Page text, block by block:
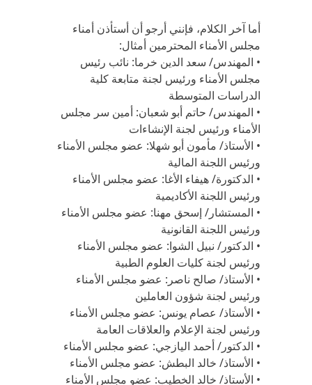
أما آخر الكلام، فإنني أرجو أن أستأذن أمناء
مجلس الأمناء المحترمين أمثال:
• المهندس/ سعد الدين خرما: نائب رئيس
مجلس الأمناء ورئيس لجنة متابعة كلية
الدراسات المتوسطة
• المهندس/ حاتم أبو شعبان: أمين سر مجلس
الأمناء ورئيس لجنة الإنشاءات
• الأستاذ/ مأمون أبو شهلا: عضو مجلس الأمناء
ورئيس اللجنة المالية
• الدكتورة/ هيفاء الأغا: عضو مجلس الأمناء
ورئيس اللجنة الأكاديمية
• المستشار/ إسحق مهنا: عضو مجلس الأمناء
ورئيس اللجنة القانونية
• الدكتور/ نبيل الشوا: عضو مجلس الأمناء
ورئيس لجنة كليات العلوم الطبية
• الأستاذ/ صالح ناصر: عضو مجلس الأمناء
ورئيس لجنة شؤون العاملين
• الأستاذ/ عصام يونس: عضو مجلس الأمناء
ورئيس لجنة الإعلام والعلاقات العامة
• الدكتور/ أحمد اليازجي: عضو مجلس الأمناء
• الأستاذ/ خالد البطش: عضو مجلس الأمناء
• الأستاذ/ خالد الخطيب: عضو مجلس الأمناء